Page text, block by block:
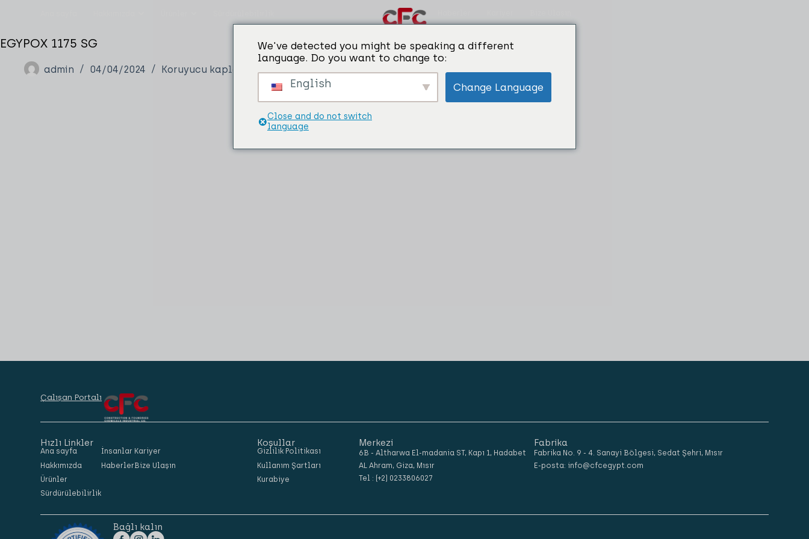
EGYPOX 1175 SG
admin 04/04/2024 Koruyucu kaplama
Çalışan Portalı
Hızlı Linkler
Ana sayfa
Hakkımızda
Ürünler
Sürdürülebilirlik
İnsanlar
Haberler
Kariyer
Bize Ulaşın
Koşullar
Gizlilik Politikası
Kullanım Şartları
Kurabiye
Merkezi
6B - Altharwa El-madania ST, Kapı 1, Hadabet
AL Ahram, Giza, Mısır
Tel : (+2) 0233806027
Fabrika
Fabrika No. 9 - 4. Sanayi Bölgesi, Sedat Şehri, Mısır
E-posta: info@cfcegypt.com
Bağlı kalın
We've detected you might be speaking a different
language. Do you want to change to:
English Change Language
Close and do not switch
language